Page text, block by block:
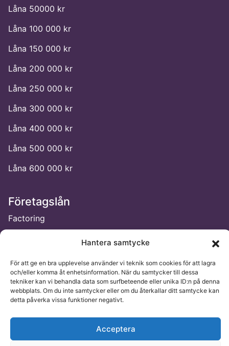
Hantera samtycke
För att ge en bra upplevelse använder vi teknik som cookies för att lagra
och/eller komma åt enhetsinformation. När du samtycker till dessa
tekniker kan vi behandla data som surfbeteende eller unika ID:n på denna
webbplats. Om du inte samtycker eller om du återkallar ditt samtycke kan
detta påverka vissa funktioner negativt.
Acceptera
Låna 50000 kr
Låna 100 000 kr
Låna 150 000 kr
Låna 200 000 kr
Låna 250 000 kr
Låna 300 000 kr
Låna 400 000 kr
Låna 500 000 kr
Låna 600 000 kr
Företagslån
Factoring
Företagslån med betalningsanmärkning
Företagslån till aktiebolag
Företagslån till enskild firma
Företagslån till nystartat företag
Företagslån till småföretag